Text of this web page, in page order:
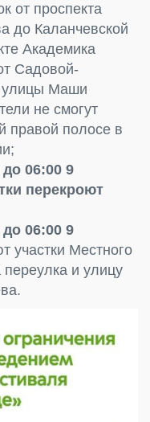
от проспекта
до Каланчевской
Академика
Садовой-
улицы Маши
не смогут
правой полосе в
06:00 9
перекроют
06:00 9
участки Местного
и улицу